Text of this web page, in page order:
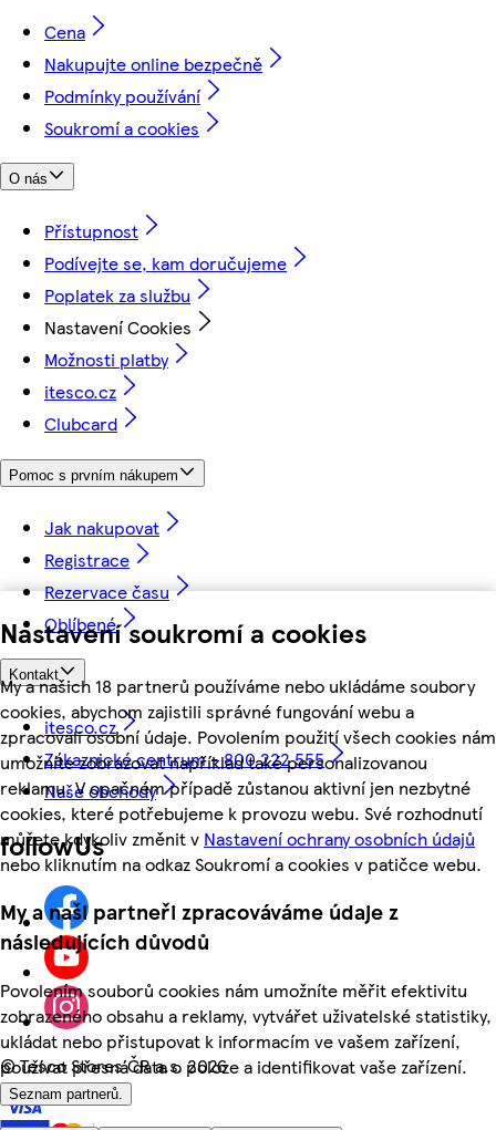
Nastavení soukromí a cookies
My a našich 18 partnerů používáme nebo ukládáme soubory
cookies, abychom zajistili správné fungování webu a
zpracovali osobní údaje. Povolením použití všech cookies nám
umožníte zobrazovat například také personalizovanou
reklamu. V opačném případě zůstanou aktivní jen nezbytné
cookies, které potřebujeme k provozu webu. Své rozhodnutí
můžete kdykoliv změnit v Nastavení ochrany osobních údajů
nebo kliknutím na odkaz Soukromí a cookies v patičce webu.
My a naši partneři zpracováváme údaje z
následujících důvodů
Povolením souborů cookies nám umožníte měřit efektivitu
zobrazeného obsahu a reklamy, vytvářet uživatelské statistiky,
ukládat nebo přistupovat k informacím ve vašem zařízení,
používat přesná data o poloze a identifikovat vaše zařízení.
Seznam partnerů.
Cena
Nakupujte online bezpečně
Podmínky používání
Soukromí a cookies
O nás
Přístupnost
Podívejte se, kam doručujeme
Poplatek za službu
Nastavení Cookies
Možnosti platby
itesco.cz
Clubcard
Pomoc s prvním nákupem
Jak nakupovat
Registrace
Rezervace času
Oblíbené
Kontakt
itesco.cz
Zákaznické centrum - 800 222 555
Naše obchody
followUs
©Tesco Stores ČR a.s. 2026